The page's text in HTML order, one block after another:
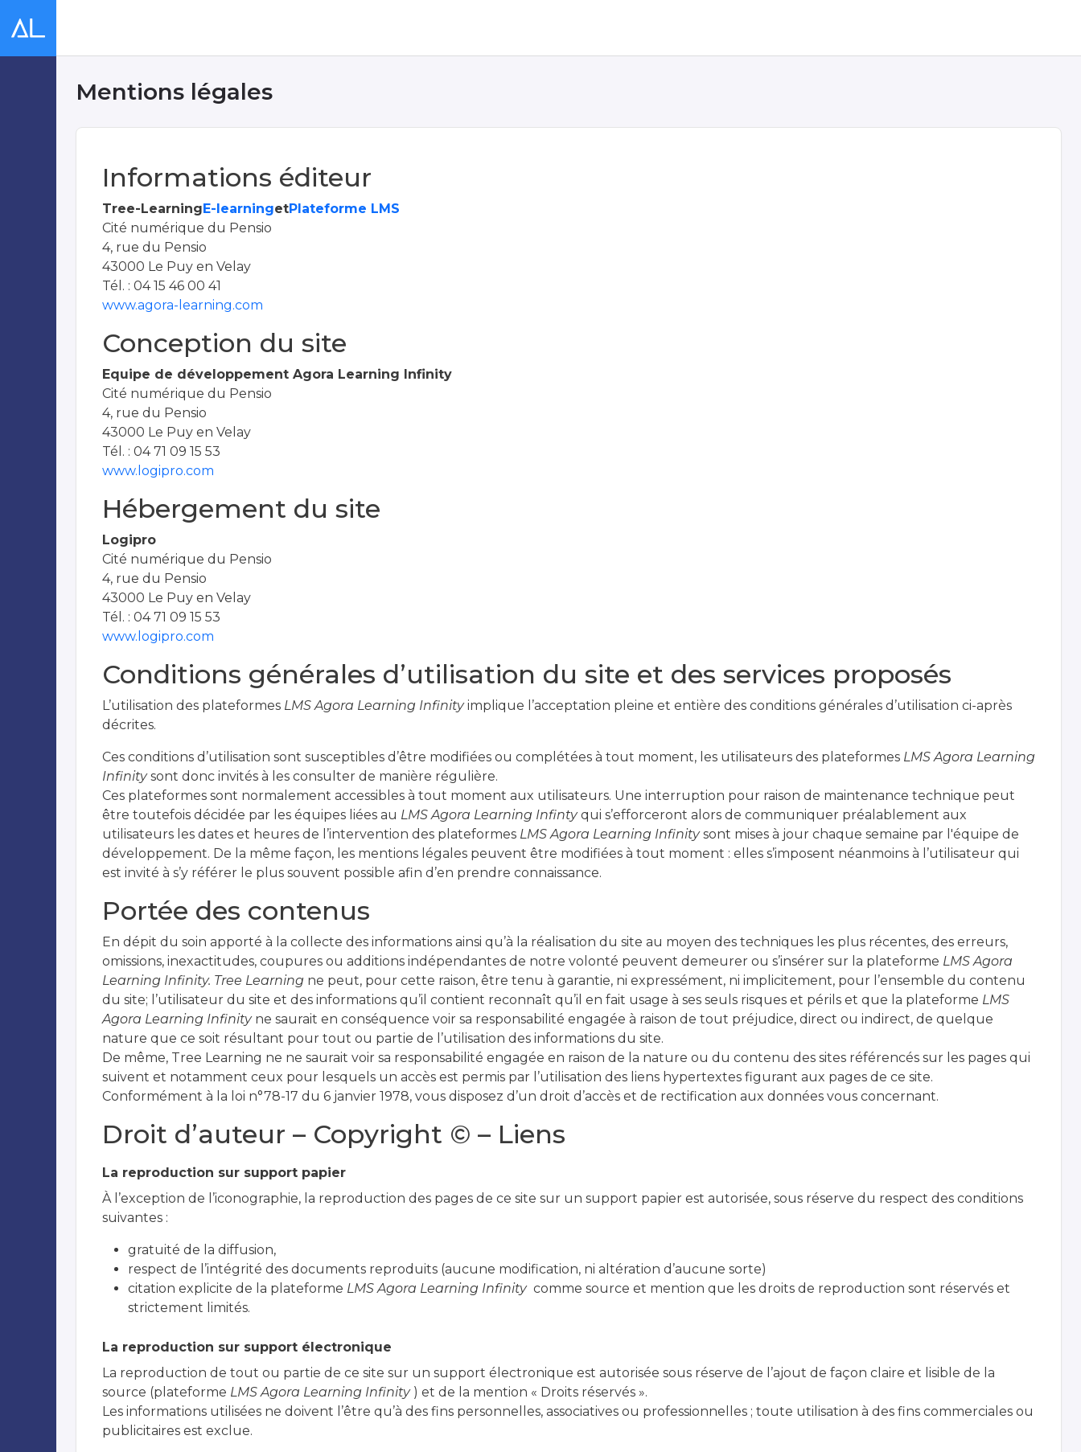
Mentions légales
Informations éditeur
Tree-Learning E-learningetPlateforme LMS
Cité numérique du Pensio
4, rue du Pensio
43000 Le Puy en Velay
Tél. : 04 15 46 00 41
www.agora-learning.com
Conception du site
Equipe de développement Agora Learning Infinity
Cité numérique du Pensio
4, rue du Pensio
43000 Le Puy en Velay
Tél. : 04 71 09 15 53
www.logipro.com
Hébergement du site
Logipro
Cité numérique du Pensio
4, rue du Pensio
43000 Le Puy en Velay
Tél. : 04 71 09 15 53
www.logipro.com
Conditions générales d’utilisation du site et des services proposés
L’utilisation des plateformes LMS Agora Learning Infinityimplique l’acceptation pleine et entière des conditions générales d’utilisation ci-après
décrites.
Ces conditions d’utilisation sont susceptibles d’être modifiées ou complétées à tout moment, les utilisateurs des plateformes LMS Agora Learning
Infinitysont donc invités à les consulter de manière régulière.
Ces plateformes sont normalement accessibles à tout moment aux utilisateurs. Une interruption pour raison de maintenance technique peut
être toutefois décidée par les équipes liées au LMS Agora Learning Infintyqui s’efforceront alors de communiquer préalablement aux
utilisateurs les dates et heures de l’intervention des plateformes LMS Agora Learning Infinitysont mises à jour chaque semaine par l'équipe de
développement. De la même façon, les mentions légales peuvent être modifiées à tout moment : elles s’imposent néanmoins à l’utilisateur qui
est invité à s’y référer le plus souvent possible afin d’en prendre connaissance.
Portée des contenus
En dépit du soin apporté à la collecte des informations ainsi qu’à la réalisation du site au moyen des techniques les plus récentes, des erreurs,
omissions, inexactitudes, coupures ou additions indépendantes de notre volonté peuvent demeurer ou s’insérer sur la plateforme LMS Agora
Learning Infinity. Tree Learning ne peut, pour cette raison, être tenu à garantie, ni expressément, ni implicitement, pour l’ensemble du contenu
du site; l’utilisateur du site et des informations qu’il contient reconnaît qu’il en fait usage à ses seuls risques et périls et que la plateforme LMS
Agora Learning Infinityne saurait en conséquence voir sa responsabilité engagée à raison de tout préjudice, direct ou indirect, de quelque
nature que ce soit résultant pour tout ou partie de l’utilisation des informations du site.
De même, Tree Learning ne ne saurait voir sa responsabilité engagée en raison de la nature ou du contenu des sites référencés sur les pages qui
suivent et notamment ceux pour lesquels un accès est permis par l’utilisation des liens hypertextes figurant aux pages de ce site.
Conformément à la loi n°78-17 du 6 janvier 1978, vous disposez d’un droit d’accès et de rectification aux données vous concernant.
Droit d’auteur – Copyright © – Liens
La reproduction sur support papier
À l’exception de l’iconographie, la reproduction des pages de ce site sur un support papier est autorisée, sous réserve du respect des conditions
suivantes :
gratuité de la diffusion,
respect de l’intégrité des documents reproduits (aucune modification, ni altération d’aucune sorte)
citation explicite de la plateforme LMS Agora Learning Infinitycomme source et mention que les droits de reproduction sont réservés et
strictement limités.
La reproduction sur support électronique
La reproduction de tout ou partie de ce site sur un support électronique est autorisée sous réserve de l’ajout de façon claire et lisible de la
source (plateforme LMS Agora Learning Infinity) et de la mention « Droits réservés ».
Les informations utilisées ne doivent l’être qu’à des fins personnelles, associatives ou professionnelles ; toute utilisation à des fins commerciales ou
publicitaires est exclue.